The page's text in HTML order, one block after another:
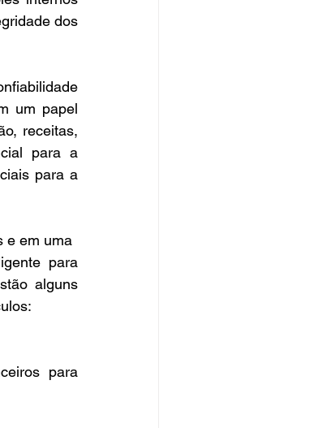
dos
um papel
receitas,
para a
para a
e em uma
para
alguns
para